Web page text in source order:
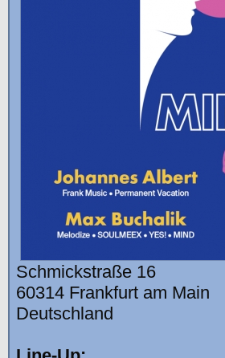
Schmickstraße 16
60314 Frankfurt am Main
Deutschland